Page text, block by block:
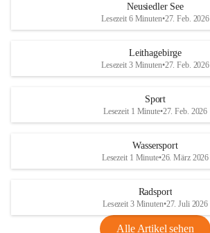
S
Maßnahmen zur Bekämpfung
Rebe und der Amerikanischen
Anhang VBl. EU Nr. 18
1 Seite•1,4 MB
VBl. EU Nr. 18_2026
r
S
Neusiedler See
Lesezeit 6 Minuten•27. Feb. 2026
Leithagebirge
Lesezeit 3 Minuten•27. Feb. 2026
Sport
Lesezeit 1 Minute•27. Feb. 2026
Wassersport
Lesezeit 1 Minute•26. März 2026
Radsport
Lesezeit 3 Minuten•27. Juli 2026
Alle Artikel sehen